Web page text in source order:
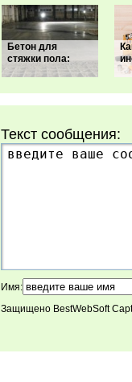
Бетон для
стяжки пола:
Текст сообщения:
Имя:
Защищено BestWebSoft